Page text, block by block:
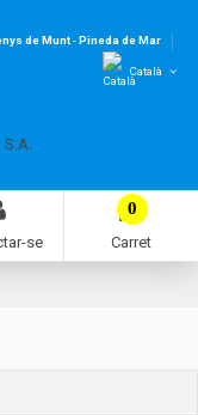
de Munt-Pineda de Mar
Català
se
0
Carret